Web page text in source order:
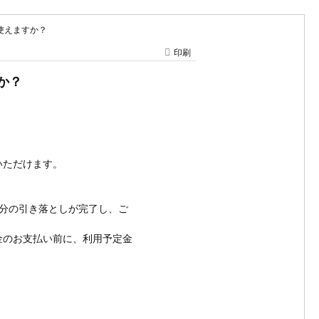
えますか？
印刷
？
だけます。
の引き落としが完了し、ご
お支払い前に、利用予定金